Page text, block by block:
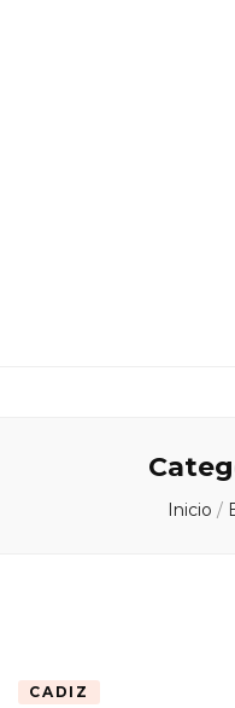
Inicio /
CADIZ